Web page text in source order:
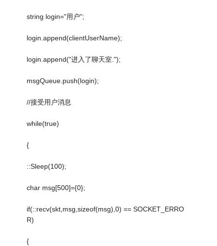
string login="用户";
login.append(clientUserName);
login.append("进入了聊天室.");
msgQueue.push(login);
//接受用户消息
while(true)
{
::Sleep(100);
char msg[500]={0};
if(::recv(skt,msg,sizeof(msg),0) == SOCKET_ERRO
R)
{